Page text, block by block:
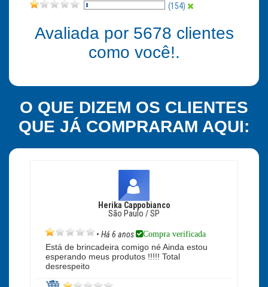
(154)
Avaliada por 5678 clientes
como você!.
O QUE DIZEM OS CLIENTES
QUE JÁ COMPRARAM AQUI:
Herika Cappobianco
São Paulo / SP
• Há 6 anos Compra verificada
Está de brincadeira comigo né Ainda estou
esperando meus produtos !!!!! Total
desrespeito